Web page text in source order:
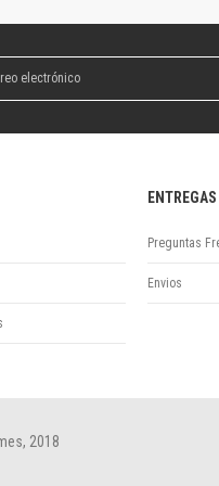
ENTREGAS
Preguntas
Envios
2018